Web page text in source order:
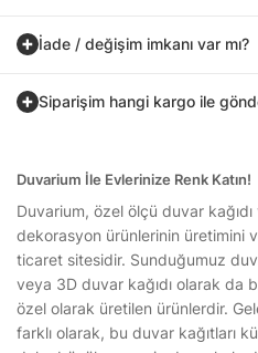
İade / değişim imkanı var mı?
Siparişim hangi kargo ile
Duvarium İle Evlerinize Renk Katın!
Duvarium, özel ölçü duvar
dekorasyon ürünlerinin üretimini
ticaret sitesidir. Sunduğumuz
veya 3D duvar kağıdı olarak da
özel olarak üretilen ürünlerdir.
farklı olarak, bu duvar kağıtları